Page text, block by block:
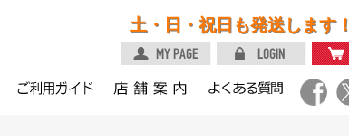
土・日・祝日も発送します！